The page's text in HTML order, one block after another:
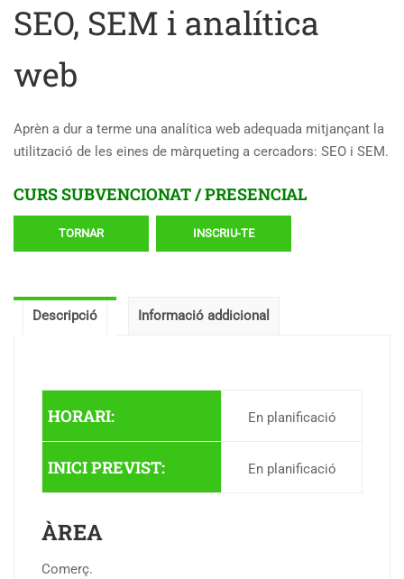
SEO, SEM i analítica
web
Aprèn a dur a terme una analítica web adequada mitjançant la
utilització de les eines de màrqueting a cercadors: SEO i SEM.
CURS SUBVENCIONAT / PRESENCIAL
TORNAR INSCRIU-TE
Descripció Informació addicional
HORARI: En planificació
INICI PREVIST: En planificació
ÀREA
Comerç.